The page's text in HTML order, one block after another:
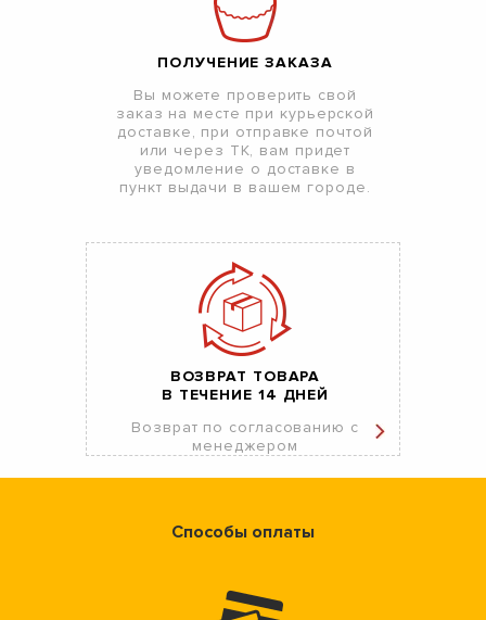
ПОЛУЧЕНИЕ ЗАКАЗА
Вы можете проверить свой
заказ на месте при курьерской
доставке, при отправке почтой
или через ТК, вам придет
уведомление о доставке в
пункт выдачи в вашем городе.
ВОЗВРАТ ТОВАРА
В ТЕЧЕНИЕ 14 ДНЕЙ
Возврат по согласованию с
менеджером
Способы оплаты